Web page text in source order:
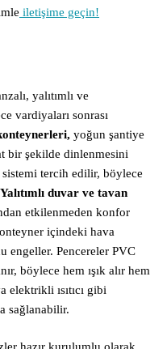
iletişime geçin!
yalıtımlı ve
vardiyaları sonrası
yoğun şantiye
bir şekilde dinlenmesini
tercih edilir, böylece
Yalıtımlı duvar ve tavan
etkilenmeden konfor
içindeki hava
engeller. Pencereler PVC
böylece hem ışık alır hem
ısıtıcı gibi
sağlanabilir.